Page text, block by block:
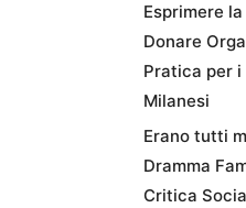
Esprimere
Donare
Pratica per
Milanesi
Erano tutti
Dramma
Critica